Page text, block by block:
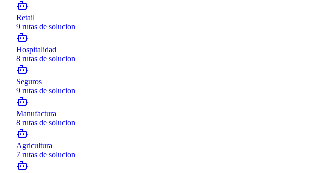
Retail
9 rutas de solucion
Hospitalidad
8 rutas de solucion
Seguros
9 rutas de solucion
Manufactura
8 rutas de solucion
Agricultura
7 rutas de solucion